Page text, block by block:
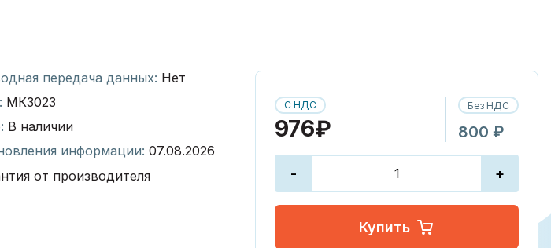
передача данных: Нет
МК3023
В наличии
информации: 07.08.2026
от производителя
С НДС
976₽
Без НДС
800 ₽
- +
Купить